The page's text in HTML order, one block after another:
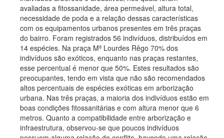
avaliadas a fitossanidade, área permeável, altura total,
necessidade de poda e a relação dessas características
com os equipamentos urbanos presentes em três praças
do bairro. Foram registrados 56 indivíduos, distribuídos em
14 espécies. Na praça Mª Lourdes Rêgo 70% dos
indivíduos são exóticos, enquanto nas praças restantes,
esse percentual é menor que 50%. Estes resultados são
preocupantes, tendo em vista que não são recomendados
altos percentuais de espécies exóticas em arborização
urbana. Nas três praças, a maioria dos indivíduos estão em
boas condições fitossanitárias e com altura menor que 6
metros. Quanto a compatibilidade entre arborização e
infraestrutura, observou-se que poucos indivíduos